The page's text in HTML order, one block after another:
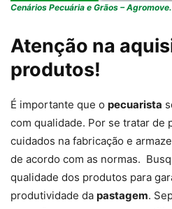
Cenários Pecuária e Grãos – Agromove.
Atenção na
produtos!
É importante que o pecuarista
com qualidade. Por se tratar de
cuidados na fabricação e
de acordo com as normas.
qualidade dos produtos para
produtividade da pastagem.